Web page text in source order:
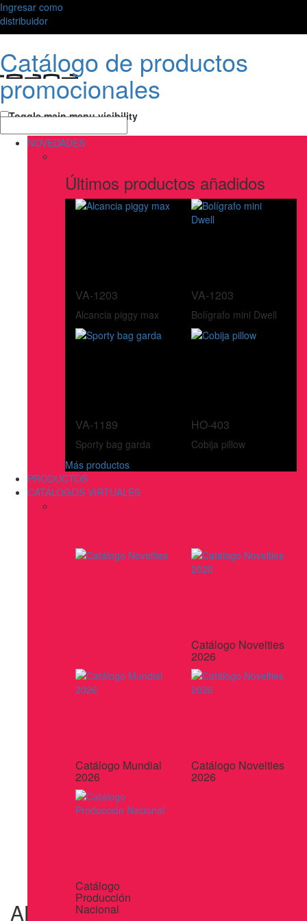
Ingresar como
distribuidor
Catálogo de productos
promocionales
Toggle main menu visibility
NOVEDADES
Últimos productos añadidos
VA-1203
Alcancia piggy max
VA-1203
Bolígrafo mini Dwell
VA-1189
Sporty bag garda
HO-403
Cobija pillow
Más productos
PRODUCTOS
CATÁLOGOS VIRTUALES
Catálogo Novelties
2026
Catálogo Mundial
2026
Catálogo Novelties
2026
Catálogo
Producción
Nacional
ALCANCIA PIGGY MAX